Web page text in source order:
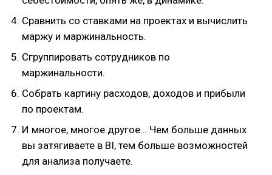
Сравнить со ставками на проектах и вычислить
маржу и маржинальность.
Сгруппировать сотрудников по
маржинальности.
Собрать картину расходов, доходов и прибыли
по проектам.
И многое, многое другое… Чем больше данных
вы затягиваете в BI, тем больше возможностей
для анализа получаете.